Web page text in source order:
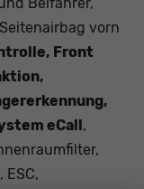
Beifahrer,
vorn
Front
eCall ,
ESC,